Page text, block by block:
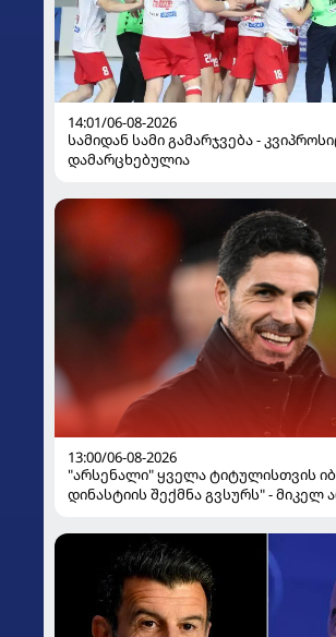
14:01/06-08-2026
სამიდან სამი გამარჯვება -
დამარცხებულია
13:00/06-08-2026
"არსენალი" ყველა ტიტულისთვის
დინასტიის შექმნა გვსურს" - მიკელ